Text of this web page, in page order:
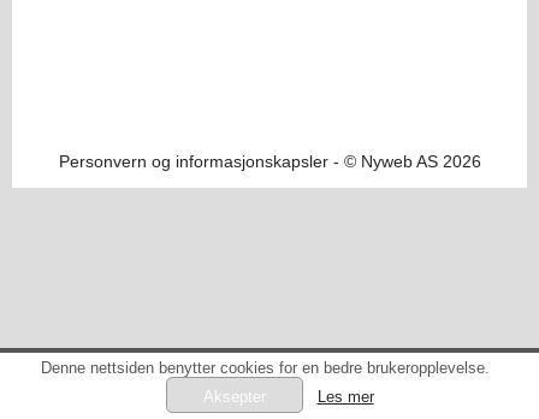
Personvern og informasjonskapsler- © Nyweb AS 2026
Denne nettsiden benytter cookies for en bedre brukeropplevelse.
Les mer